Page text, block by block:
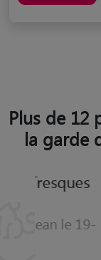
Plus de 12
la garde